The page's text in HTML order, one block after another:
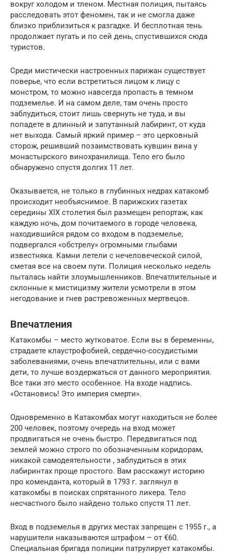
вокруг холодом и тленом. Местная полиция, пытаясь
расследовать этот феномен, так и не смогла даже
близко приблизиться к разгадке. И бесплотная тень
продолжает пугать и по сей день, спустившихся сюда
туристов.
Среди мистически настроенных парижан существует
поверье, что если встретиться лицом к лицу с
монстром, то можно навсегда пропасть в темном
подземелье. И на самом деле, там очень просто
заблудиться, стоит лишь свернуть не туда, и вы
попадете в длинный и запутанный лабиринт, от куда
нет выхода. Самый яркий пример – это церковный
сторож, решивший позаимствовать кувшин вина у
монастырского винохранилища. Тело его было
обнаружено спустя долгих 11 лет.
Оказывается, не только в глубинных недрах катакомб
происходит необъяснимое. В парижских газетах
середины XIX столетия был размещен репортаж, как
каждую ночь, дом почитаемого в городе человека,
находившийся рядом со входом в подземелье,
подвергался «обстрелу» огромными глыбами
известняка. Камни летели с нечеловеческой силой,
сметая все на своем пути. Полиция несколько недель
пыталась найти злоумышленников. Впечатлительные и
склонные к мистицизму жители усмотрели в этом
негодование и гнев растревоженных мертвецов.
Впечатления
Катакомбы – место жутковатое. Если вы в беременны,
страдаете клаустрофобией, сердечно-сосудистыми
заболеваниями, очень впечатлительны, или с вами
дети, то лучше воздержаться от данного мероприятия.
Все таки это место особенное. На входе надпись.
«Остановись! Это империя смерти».
Одновременно в Катакомбах могут находиться не более
200 человек, поэтому очередь на вход может
продвигаться не очень быстро. Передвигаться под
землей можно строго по обозначенным коридорам,
никакой самодеятельности , заблудиться в этих
лабиринтах проще простого. Вам расскажут историю
про коменданта, который в 1793 г. заглянул в
катакомбы в поисках спрятанного ликера. Тело
несчастного было найдено только спустя 11 лет.
Вход в подземелья в других местах запрещен с 1955 г., а
нарушители наказываются штрафом – от €60.
Специальная бригада полиции патрулирует катакомбы.